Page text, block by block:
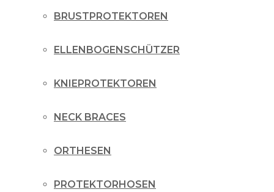
BRUSTPROTEKTOREN
ELLENBOGENSCHÜTZER
KNIEPROTEKTOREN
NECK BRACES
ORTHESEN
PROTEKTORHOSEN